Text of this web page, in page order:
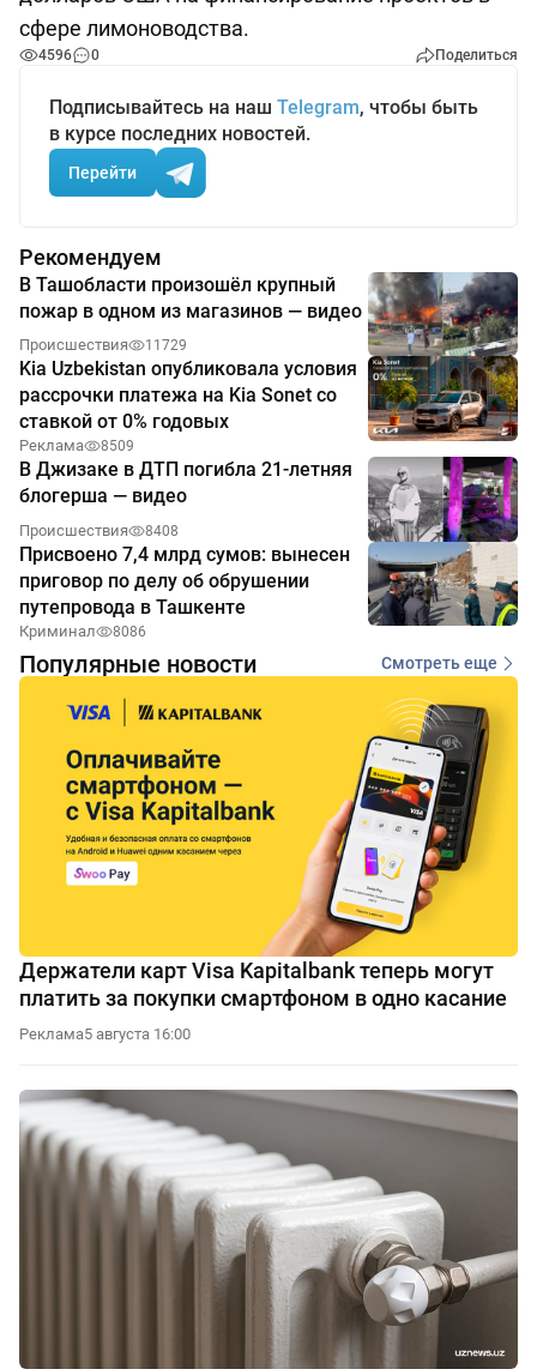
сфере лимоноводства.
4596 0 Поделиться
Подписывайтесь на наш Telegram, чтобы быть
в курсе последних новостей.
Перейти
Рекомендуем
В Ташобласти произошёл крупный
пожар в одном из магазинов — видео
Происшествия 11729
Kia Uzbekistan опубликовала условия
рассрочки платежа на Kia Sonet со
ставкой от 0% годовых
Реклама 8509
В Джизаке в ДТП погибла 21-летняя
блогерша — видео
Происшествия 8408
Присвоено 7,4 млрд сумов: вынесен
приговор по делу об обрушении
путепровода в Ташкенте
Криминал 8086
Популярные новости Смотреть еще
Держатели карт Visa Kapitalbank теперь могут
платить за покупки смартфоном в одно касание
Реклама5 августа 16:00